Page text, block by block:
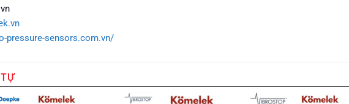
pressure-sensors.com.vn/